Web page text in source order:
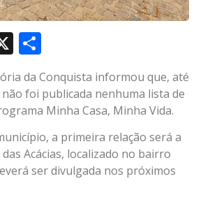
X
da Conquista informou que, até
foi publicada nenhuma lista de
Minha Casa, Minha Vida.
a primeira relação será a
Acácias, localizado no bairro
ser divulgada nos próximos